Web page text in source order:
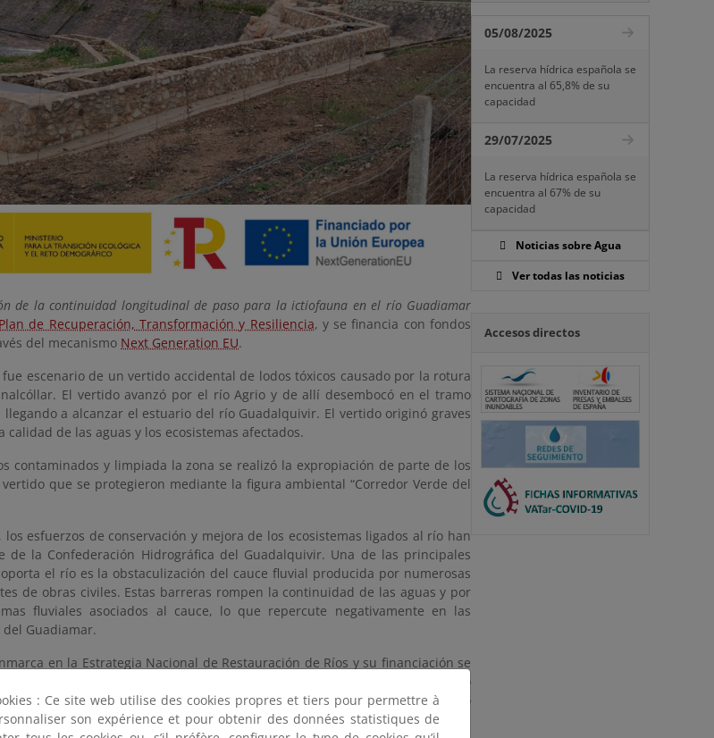
de la continuidad longitudinal de paso para la ictiofauna en el río Guadiamar
Plan de Recuperación, Transformación y Resiliencia, y se financia con fondos
del mecanismo Next Generation EU.
escenario de un vertido accidental de lodos tóxicos causado por la rotura
El vertido avanzó por el río Agrio y de allí desembocó en el tramo
a alcanzar el estuario del río Guadalquivir. El vertido originó graves
calidad de las aguas y los ecosistemas afectados.
contaminados y limpiada la zona se realizó la expropiación de parte de los
que se protegieron mediante la figura ambiental “Corredor Verde del
esfuerzos de conservación y mejora de los ecosistemas ligados al río han
de la Confederación Hidrográfica del Guadalquivir. Una de las principales
el río es la obstaculización del cauce fluvial producida por numerosas
de obras civiles. Estas barreras rompen la continuidad de las aguas y por
fluviales asociados al cauce, lo que repercute negativamente en las
Guadiamar.
en la Estrategia Nacional de Restauración de Ríos y su financiación se
AGUA, en la línea “Desarrollo de proyectos de adaptación en el dominio
por objeto la permeabilización de las barreras existentes en el cauce del río
autóctona que lo habita, desde su nacimiento en las estribaciones de
05/08/2025
La reserva hídrica española se
encuentra al 65,8% de su
capacidad
29/07/2025
La reserva hídrica española se
encuentra al 67% de su
capacidad
Noticias sobre Agua
Ver todas las noticias
Accesos directos
: Ce site web utilise des cookies propres et tiers pour permettre à
son expérience et pour obtenir des données statistiques de